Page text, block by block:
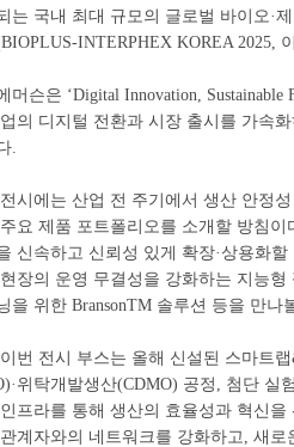
는 국내 최대 규모의 글로벌 바이오·
INTERPHEX KOREA 2025,
머슨은 ‘Digital Innovation,
의 디지털 전환과 시장 출시를 가속
.
시에는 산업 전 주기에서 생산 안정
요 제품 포트폴리오를 소개할 방침
신속하고 신뢰성 있게 확장·상용화
장의 운영 무결성을 강화하는 지능
을 위한 BransonTM 솔루션 등을 만나
번 전시 부스는 올해 신설된 스마트
위탁개발생산(CDMO) 공정, 첨단 실
프라를 통해 생산의 효율성과 혁신
계자와의 네트워크를 강화하고, 새